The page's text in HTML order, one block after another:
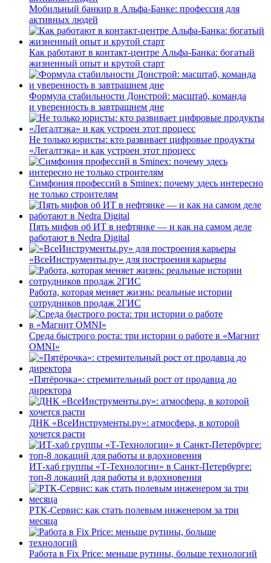
Мобильный банкир в Альфа-Банке: профессия для
активных людей
Как работают в контакт-центре Альфа-Банка: богатый
жизненный опыт и крутой старт
Формула стабильности Донстрой: масштаб, команда
и уверенность в завтрашнем дне
Не только юристы: кто развивает цифровые продукты
«Легалтэка» и как устроен этот процесс
Симфония профессий в Sminex: почему здесь интересно
не только строителям
Пять мифов об ИТ в нефтянке — и как на самом деле
работают в Nedra Digital
«ВсеИнструменты.ру» для построения карьеры
Работа, которая меняет жизнь: реальные истории
сотрудников продаж 2ГИС
Среда быстрого роста: три истории о работе в «Магнит
OMNI»
«Пятёрочка»: стремительный рост от продавца до
директора
ДНК «ВсеИнструменты.ру»: атмосфера, в которой
хочется расти
ИТ-хаб группы «Т-Технологии» в Санкт-Петербурге:
топ-8 локаций для работы и вдохновения
РТК-Сервис: как стать полевым инженером за три
месяца
Работа в Fix Price: меньше рутины, больше технологий